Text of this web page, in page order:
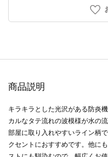
商品説明
キラキラとした光沢がある防炎
カルなタテ流れの波模様が水の
部屋に取り入れやすいライン柄
クセントにおすすめです。他に